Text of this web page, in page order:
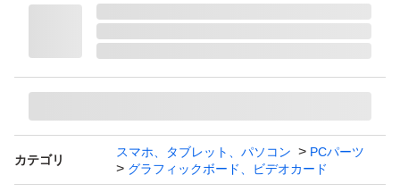
出力端子：HDMI 1ポート DisplayPort 3ポート
幅（長さ）：290.0 mm
カテゴリ
スマホ、タブレット、パソコン
PCパーツ
グラフィックボード、ビデオカード